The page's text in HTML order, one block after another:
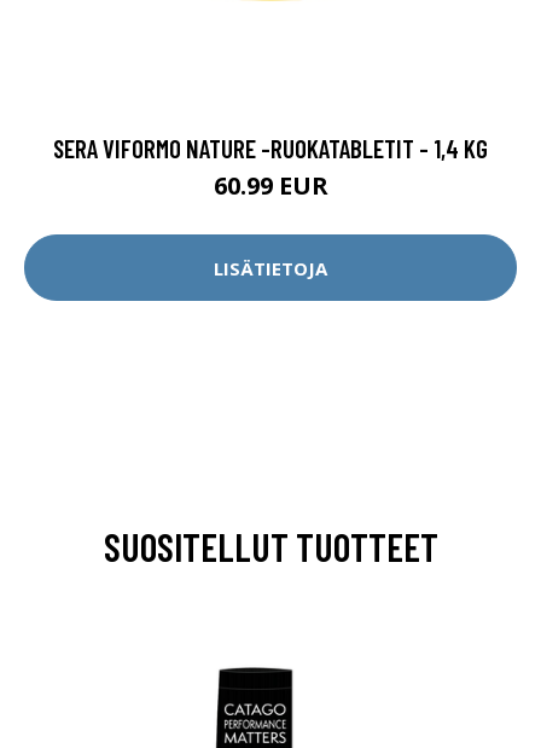
SERA VIFORMO NATURE -RUOKATABLETIT - 1,4 KG
60.99 EUR
LISÄTIETOJA
SUOSITELLUT TUOTTEET